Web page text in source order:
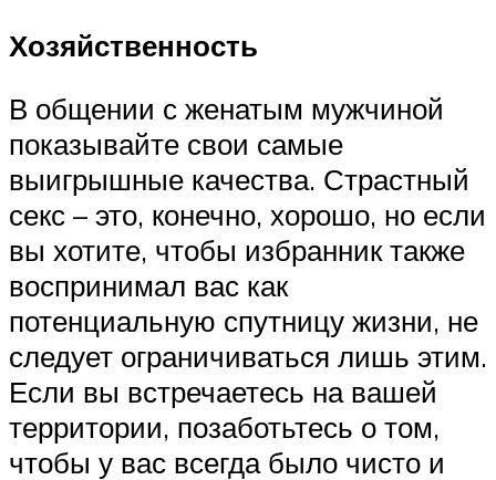
Хозяйственность
В общении с женатым мужчиной
показывайте свои самые
выигрышные качества. Страстный
секс – это, конечно, хорошо, но если
вы хотите, чтобы избранник также
воспринимал вас как
потенциальную спутницу жизни, не
следует ограничиваться лишь этим.
Если вы встречаетесь на вашей
территории, позаботьтесь о том,
чтобы у вас всегда было чисто и